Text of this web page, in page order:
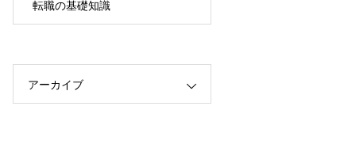
転職の基礎知識
アーカイブ